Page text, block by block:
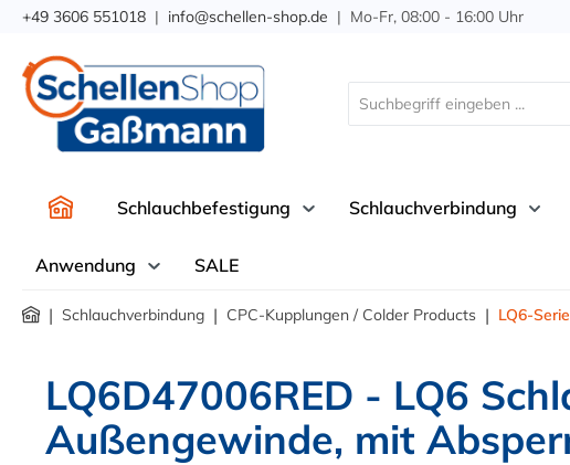
Zur Hauptnavigation springen
+49 3606 551018 | info@schellen-shop.de | Mo-Fr, 08:00 - 16:00 Uhr
Schlauchbefestigung Schlauchverbindung
Anwendung SALE
| Schlauchverbindung | CPC-Kupplungen / Colder Products | LQ6-Serie
LQ6D47006RED - LQ6
Außengewinde, mit